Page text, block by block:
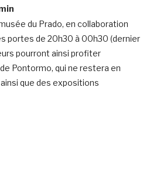
du Prado, en collaboration
portes de 20h30 à 00h30 (dernier
pourront ainsi profiter
Pontormo, qui ne restera en
ainsi que des expositions